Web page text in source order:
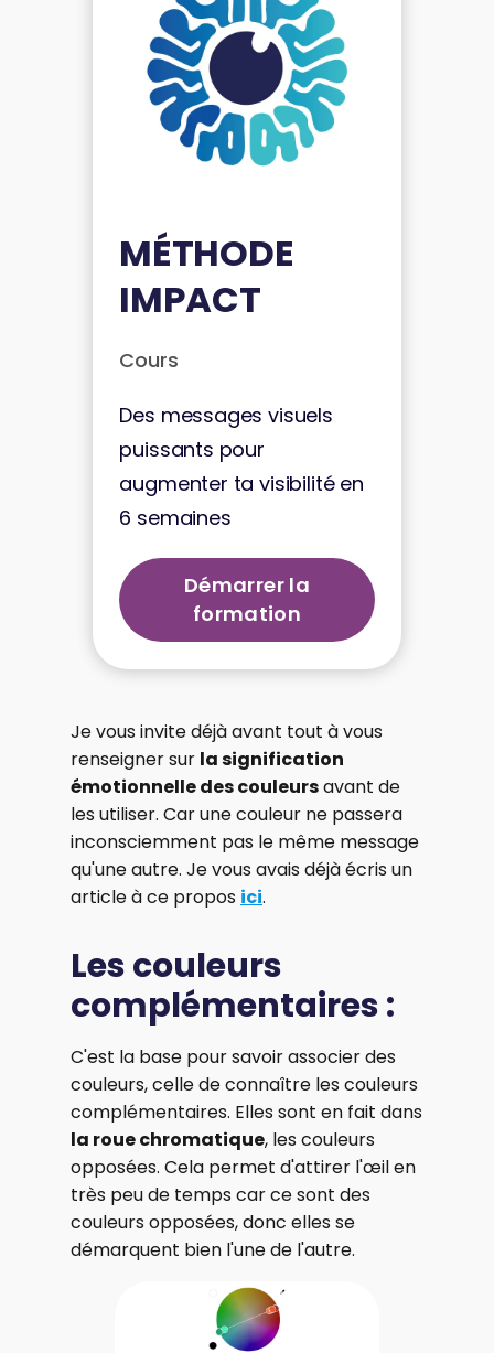
MÉTHODE
IMPACT
Cours
Des messages visuels
puissants pour
augmenter ta visibilité en
6 semaines
Démarrer la
formation
Je vous invite déjà avant tout à vous
renseigner sur la signification
émotionnelle des couleursavant de
les utiliser. Car une couleur ne passera
inconsciemment pas le même message
qu'une autre. Je vous avais déjà écris un
article à ce propos ici.
Les couleurs
complémentaires :
C'est la base pour savoir associer des
couleurs, celle de connaître les couleurs
complémentaires. Elles sont en fait dans
la roue chromatique, les couleurs
opposées. Cela permet d'attirer l'œil en
très peu de temps car ce sont des
couleurs opposées, donc elles se
démarquent bien l'une de l'autre.